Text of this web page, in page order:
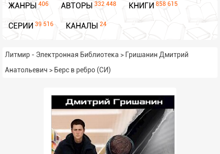
ЖАНРЫ 406 АВТОРЫ 332 448 КНИГИ 858 615
СЕРИИ 39 516 КАНАЛЫ 24
Литмир - Электронная Библиотека > Гришанин Дмитрий
Анатольевич > Берс в ребро (СИ)